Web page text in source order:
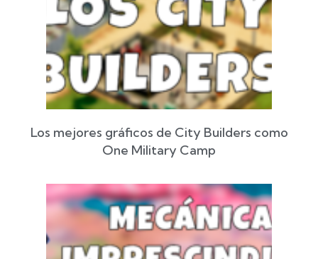
Los mejores gráficos de City Builders como
One Military Camp